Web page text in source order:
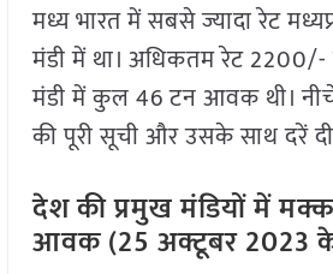
मध्य भारत में सबसे ज्यादा रेट
मंडी में था। अधिकतम रेट
मंडी में कुल 46 टन आवक थी। नीचे
की पूरी सूची और उसके साथ दरें
देश की प्रमुख मंडियों में
आवक (25 अक्टूबर 2023